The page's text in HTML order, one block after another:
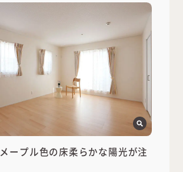
ープル色の床柔らかな陽光が注